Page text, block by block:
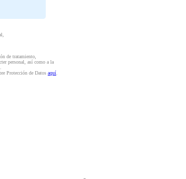
de tratamiento,
personal, así como a la
Protección de Datos aquí.